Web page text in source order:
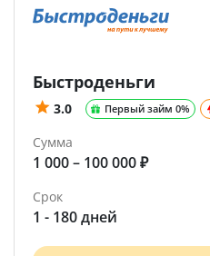
Быстроденьги
3.0 Первый займ 0%
Сумма
1 000 – 100 000 ₽
Срок
1 - 180 дней